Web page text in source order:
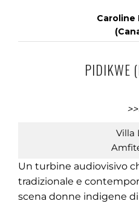
Caroline
PIDIKWE
Villa
Un turbine audiovisivo
tradizionale e
scena donne indigene